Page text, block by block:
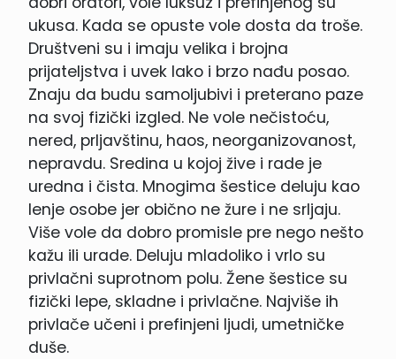
ukusa. Kada se opuste vole dosta da troše.
Društveni su i imaju velika i brojna
prijateljstva i uvek lako i brzo nađu posao.
Znaju da budu samoljubivi i preterano paze
na svoj fizički izgled. Ne vole nečistoću,
nered, prljavštinu, haos, neorganizovanost,
nepravdu. Sredina u kojoj žive i rade je
uredna i čista. Mnogima šestice deluju kao
lenje osobe jer obično ne žure i ne srljaju.
Više vole da dobro promisle pre nego nešto
kažu ili urade. Deluju mladoliko i vrlo su
privlačni suprotnom polu. Žene šestice su
fizički lepe, skladne i privlačne. Najviše ih
privlače učeni i prefinjeni ljudi, umetničke
duše.